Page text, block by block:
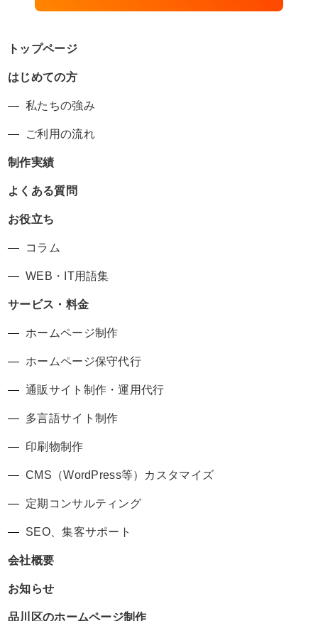
トップページ
はじめての方
私たちの強み
ご利用の流れ
制作実績
よくある質問
お役立ち
コラム
WEB・IT用語集
サービス・料金
ホームページ制作
ホームページ保守代行
通販サイト制作・運用代行
多言語サイト制作
印刷物制作
CMS（WordPress等）カスタマイズ
定期コンサルティング
SEO、集客サポート
会社概要
お知らせ
品川区のホームページ制作